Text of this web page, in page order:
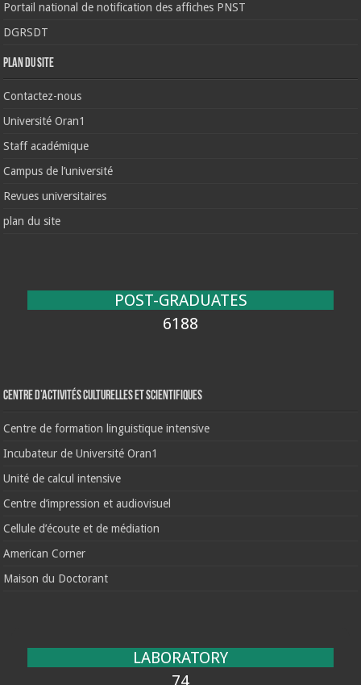
Portail national de notification des affiches PNST
DGRSDT
Plan du site
Contactez-nous
Université Oran1
Staff académique
Campus de l’université
Revues universitaires
plan du site
POST-GRADUATES
6188
Centre d’activités culturelles et scientifiques
Centre de formation linguistique intensive
Incubateur de Université Oran1
Unité de calcul intensive
Centre d’impression et audiovisuel
Cellule d’écoute et de médiation
American Corner
Maison du Doctorant
LABORATORY
74